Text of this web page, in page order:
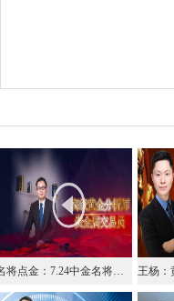
名将点金：7.24中金名将在线视频直播黄金外汇原油